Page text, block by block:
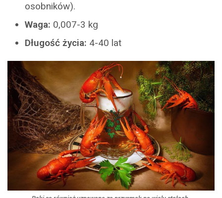
osobników).
Waga: 0,007-3 kg
Długość życia: 4-40 lat